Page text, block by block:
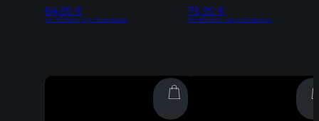
64,95 €
Inkl. 19% MwSt | zzgl. Versandkosten
79,95 €
Inkl. 19% MwSt | zzgl. Versandkosten